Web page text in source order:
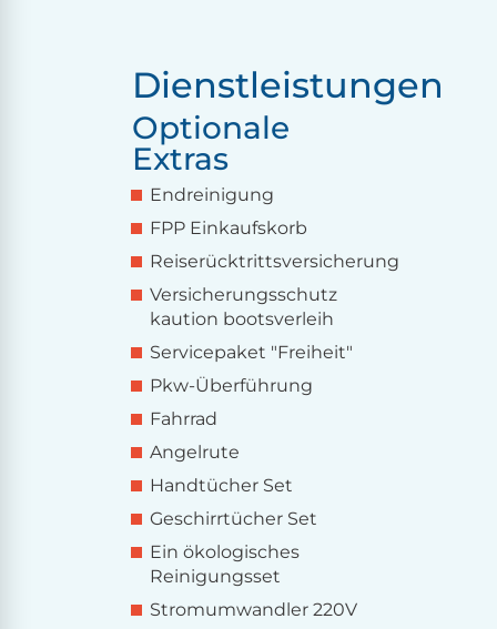
Dienstleistungen
Optionale
Extras
Endreinigung
FPP Einkaufskorb
Reiserücktrittsversicherung
Versicherungsschutz
kaution bootsverleih
Servicepaket "Freiheit"
Pkw-Überführung
Fahrrad
Angelrute
Handtücher Set
Geschirrtücher Set
Ein ökologisches
Reinigungsset
Stromumwandler 220V